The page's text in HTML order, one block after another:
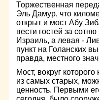
Торжественная
Эль Дамур, что
открыт и мост Абу
вести гостей за
Израиль, а левая -
пункт на Голанских
правда, местного
Мост, вокруг
из самых старых,
ценность. Первыми